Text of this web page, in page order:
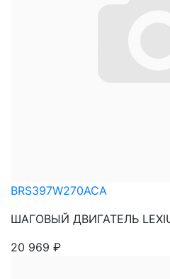
BRS397W270ACA
ШАГОВЫЙ ДВИГАТЕЛЬ
20 969 ₽